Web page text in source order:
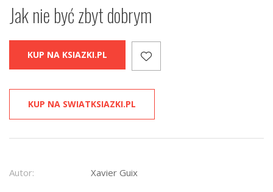
Jak nie być zbyt dobrym
KUP NA KSIAZKI.PL
KUP NA SWIATKSIAZKI.PL
Autor: Xavier Guix